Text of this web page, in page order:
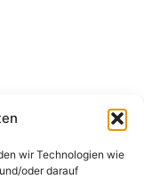
wir Technologien wie
oder darauf
(DE) und